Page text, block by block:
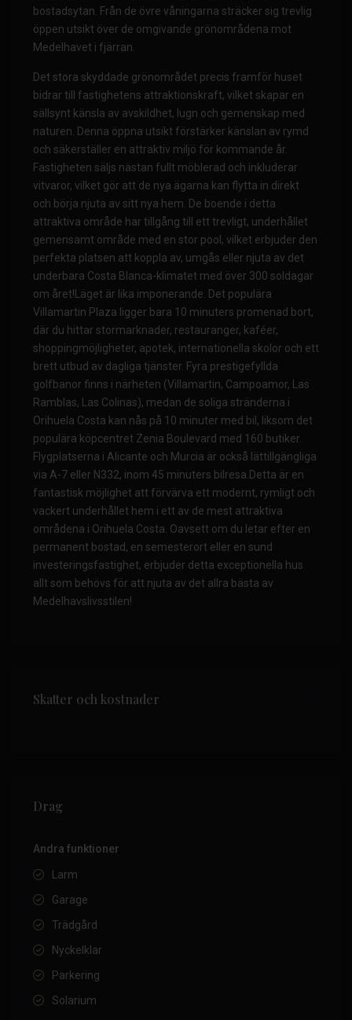
bostadsytan. Från de övre våningarna sträcker sig trevlig
öppen utsikt över de omgivande grönområdena mot
Medelhavet i fjärran.
Det stora skyddade grönområdet precis framför huset
bidrar till fastighetens attraktionskraft, vilket skapar en
sällsynt känsla av avskildhet, lugn och gemenskap med
naturen. Denna öppna utsikt förstärker känslan av rymd
och säkerställer en attraktiv miljö för kommande år.
Fastigheten säljs nästan fullt möblerad och inkluderar
vitvaror, vilket gör att de nya ägarna kan flytta in direkt
och börja njuta av sitt nya hem. De boende i detta
attraktiva område har tillgång till ett trevligt, underhållet
gemensamt område med en stor pool, vilket erbjuder den
perfekta platsen att koppla av, umgås eller njuta av det
underbara Costa Blanca-klimatet med över 300 soldagar
om året!Läget är lika imponerande. Det populära
Villamartin Plaza ligger bara 10 minuters promenad bort,
där du hittar stormarknader, restauranger, kaféer,
shoppingmöjligheter, apotek, internationella skolor och ett
brett utbud av dagliga tjänster. Fyra prestigefyllda
golfbanor finns i närheten (Villamartin, Campoamor, Las
Ramblas, Las Colinas), medan de soliga stränderna i
Orihuela Costa kan nås på 10 minuter med bil, liksom det
populära köpcentret Zenia Boulevard med 160 butiker.
Flygplatserna i Alicante och Murcia är också lättillgängliga
via A-7 eller N332, inom 45 minuters bilresa.Detta är en
fantastisk möjlighet att förvärva ett modernt, rymligt och
vackert underhållet hem i ett av de mest attraktiva
områdena i Orihuela Costa. Oavsett om du letar efter en
permanent bostad, en semesterort eller en sund
investeringsfastighet, erbjuder detta exceptionella hus
allt som behövs för att njuta av det allra bästa av
Medelhavslivsstilen!
Skatter och kostnader
Drag
Andra funktioner
Larm
Garage
Trädgård
Nyckelklar
Parkering
Solarium